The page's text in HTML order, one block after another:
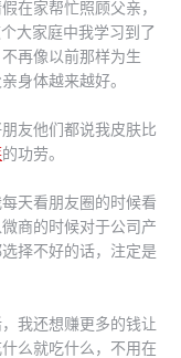
在家帮忙照顾父亲，
大家庭中我学习到了
再像以前那样为生
身体越来越好。
友他们都说我皮肤比
的功劳。
每天看朋友圈的时候看
商的时候对于公司产
择不好的话，注定是
我还想赚更多的钱让
么就吃什么，不用在